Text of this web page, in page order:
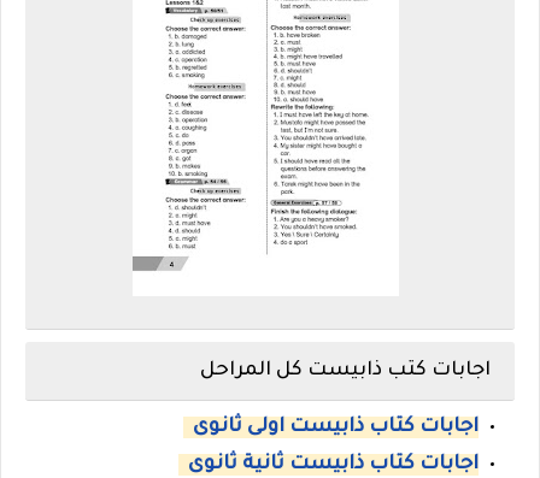
اجابات كتب ذابيست كل المراحل
اجابات كتاب ذابيست اولى ثانوى
اجابات كتاب ذابيست ثانية ثانوى